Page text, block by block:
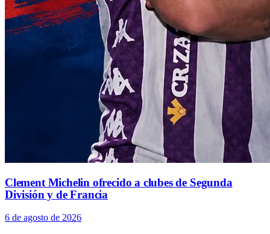
Clement Michelin ofrecido a clubes de Segunda
División y de Francia
6 de agosto de 2026